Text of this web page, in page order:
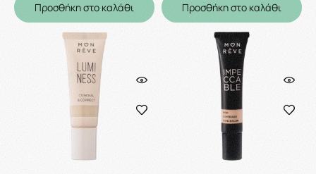
Προσθήκη στο καλάθι Προσθήκη στο καλάθι